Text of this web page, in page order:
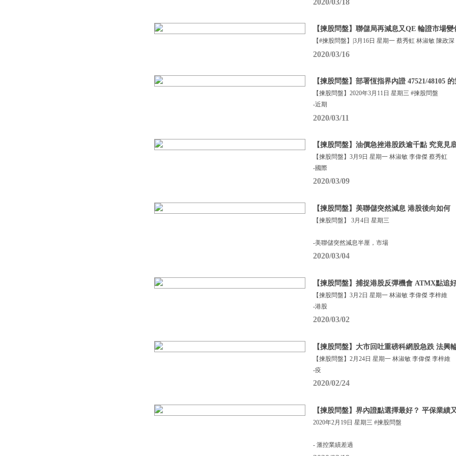
【揀股問盤】聯儲局再減息又QE 輪證市場變
【#揀股問盤】|3月16日 星期一 蔡秀虹 林淑敏 陳政深
2020/03/16
【揀股問盤】部署恆指界內證 47521/48105
【揀股問盤】2020年3月11日 星期三 #揀股問盤
-近期
2020/03/11
【揀股問盤】油價急挫港股跌逾千點 究竟見
【揀股問盤】3月9日 星期一 林淑敏 李偉傑 蔡秀虹
-國際
2020/03/09
【揀股問盤】美聯儲突然減息 港股後向如何
【揀股問盤】 3月4日 星期三
-美聯儲突然減息半厘，市場
2020/03/04
【揀股問盤】捕捉港股反彈機會 ATMX點追
【揀股問盤】3月2日 星期一 林淑敏 李偉傑 李梓維
-港股
2020/03/02
【揀股問盤】大市回吐重磅科網股急跌 法興
【揀股問盤】2月24日 星期一 林淑敏 李偉傑 李梓維
-疫
2020/02/24
【揀股問盤】界內證點選擇最好？ 平保業績
2020年2月19日 星期三 #揀股問盤
- 滙控業績差過